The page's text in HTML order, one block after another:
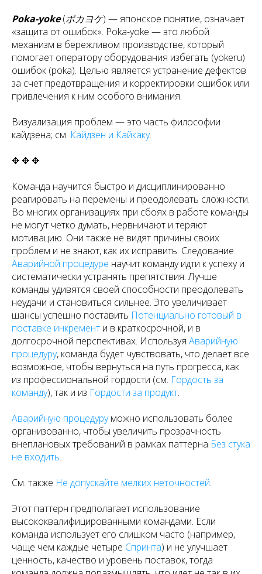
Poka-yoke(ポカヨケ) — японское понятие, означает
«защита от ошибок». Poka-yoke — это любой
механизм в бережливом производстве, который
помогает оператору оборудования избегать (yokeru)
ошибок (poka). Целью является устранение дефектов
за счет предотвращения и корректировки ошибок или
привлечения к ним особого внимания.
Визуализация проблем — это часть философии
кайдзена; см. Кайдзен и Кайкаку.
✥ ✥ ✥
Команда научится быстро и дисциплинированно
реагировать на перемены и преодолевать сложности.
Во многих организациях при сбоях в работе команды
не могут четко думать, нервничают и теряют
мотивацию. Они также не видят причины своих
проблем и не знают, как их исправить. Следование
Аварийной процедуре научит команду идти к успеху и
систематически устранять препятствия. Лучше
команды удивятся своей способности преодолевать
неудачи и становиться сильнее. Это увеличивает
шансы успешно поставить Потенциально готовый в
поставке инкремент и в краткосрочной, и в
долгосрочной перспективах. Используя Аварийную
процедуру, команда будет чувствовать, что делает все
возможное, чтобы вернуться на путь прогресса, как
из профессиональной гордости (см. Гордость за
команду), так и из Гордости за продукт.
Аварийную процедуруможно использовать более
организованно, чтобы увеличить прозрачность
внеплановых требований в рамках паттерна Без стука
не входить.
См. также Не допускайте мелких неточностей.
Этот паттерн предполагает использование
высококвалифицированными командами. Если
команда использует его слишком часто (например,
чаще чем каждые четыре Спринта) и не улучшает
ценность, качество и уровень поставок, тогда